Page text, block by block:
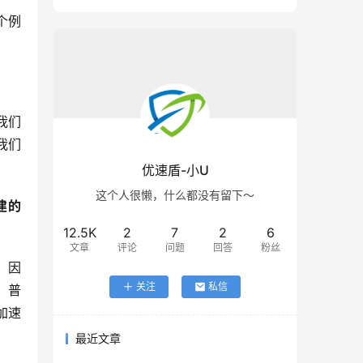
例
们
们
的
因
普
速
优速盾-小U
这个人很懒，什么都没有留下～
12.5K
文章
2
评论
7
问题
2
回答
6
粉丝
关注 私信
最近文章